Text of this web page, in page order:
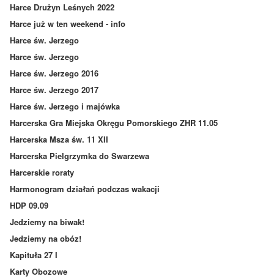
Harce Drużyn Leśnych 2022
Harce już w ten weekend - info
Harce św. Jerzego
Harce św. Jerzego
Harce św. Jerzego 2016
Harce św. Jerzego 2017
Harce św. Jerzego i majówka
Harcerska Gra Miejska Okręgu Pomorskiego ZHR 11.05
Harcerska Msza św. 11 XII
Harcerska Pielgrzymka do Swarzewa
Harcerskie roraty
Harmonogram działań podczas wakacji
HDP 09.09
Jedziemy na biwak!
Jedziemy na obóz!
Kapituła 27 I
Karty Obozowe